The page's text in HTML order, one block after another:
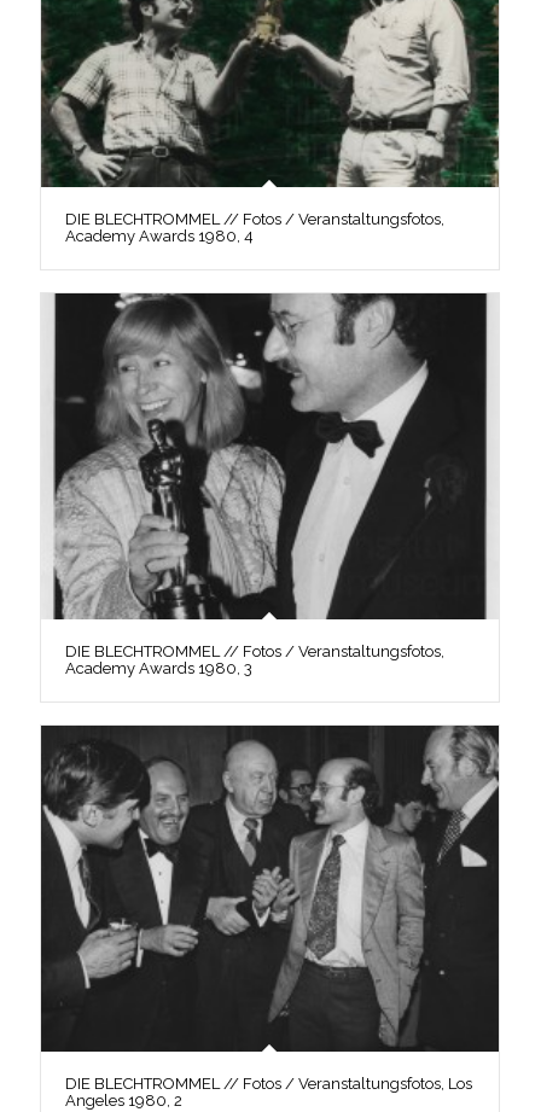
DIE BLECHTROMMEL // Fotos / Veranstaltungsfotos,
Academy Awards 1980, 4
DIE BLECHTROMMEL // Fotos / Veranstaltungsfotos,
Academy Awards 1980, 3
DIE BLECHTROMMEL // Fotos / Veranstaltungsfotos, Los
Angeles 1980, 2